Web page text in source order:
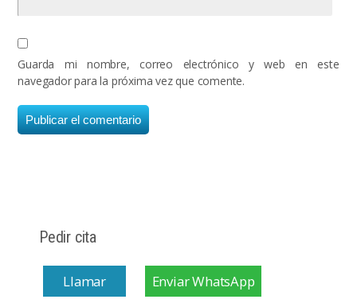
Guarda mi nombre, correo electrónico y web en este
navegador para la próxima vez que comente.
Pedir cita
Llamar Enviar WhatsApp